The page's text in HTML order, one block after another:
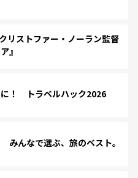
リストファー・ノーラン監督
』
！ トラベルハック2026
んなで選ぶ、旅のベスト。